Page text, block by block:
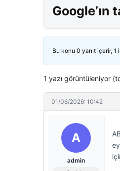
Bu konu 0 yanıt içerir, 1
1 yazı görüntüleniyor
01/06/2026: 10:42
A
admin